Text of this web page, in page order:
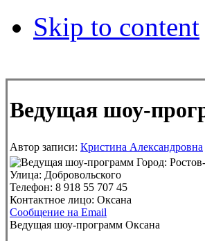
Skip to content
Ведущая шоу-
Автор записи: Кристина Александровна
Город:
Улица: Добровольского
Телефон: 8 918 55 707 45
Контактное лицо: Оксана
Сообщение на Email
Ведущая шоу-программ Оксана